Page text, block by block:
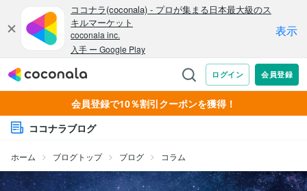
会員登録で10％割引クーポンを獲得！
ココナラブログ
ホーム ブログトップ ブログ コラム